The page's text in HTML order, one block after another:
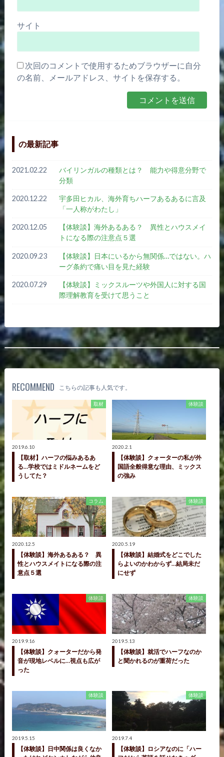
サイト
次回のコメントで使用するためブラウザーに自分
の名前、メールアドレス、サイトを保存する。
の最新記事
2021.02.22
バイリンガルの種類とは？ 能力や得意分野で
分類
2020.12.22
宇多田ヒカル、海外育ちハーフあるあるに言及
「一人称がわたし」
2020.12.05
【体験談】海外あるある？ 異性とハウスメイ
トになる際の注意点５選
2020.09.23
【体験談】日本にいるから無関係…ではない。ハ
ーグ条約で痛い目を見た経験
2020.07.29
【体験談】ミックスルーツや外国人に対する国
際理解教育を受けて思うこと
RECOMMEND こちらの記事も人気です。
取材
2019.6.10
【取材】ハーフの悩みあるあ
る…学校ではミドルネームをど
うしてた？
体験談
2020.2.1
【体験談】クォーターの私が外
国語全般得意な理由、ミックス
の強み
コラム
2020.12.5
【体験談】海外あるある？ 異
性とハウスメイトになる際の注
意点５選
体験談
2020.5.19
【体験談】結婚式をどこでした
らよいのかわからず…結局未だ
にせず
体験談
2019.9.16
【体験談】クォーターだから発
音が現地レベルに…視点も広が
った
体験談
2019.5.13
【体験談】就活でハーフなのか
と聞かれるのが重荷だった
体験談
2019.5.15
【体験談】日中関係は良くなか
体験談
2019.7.4
【体験談】ロシアなのに「ハー